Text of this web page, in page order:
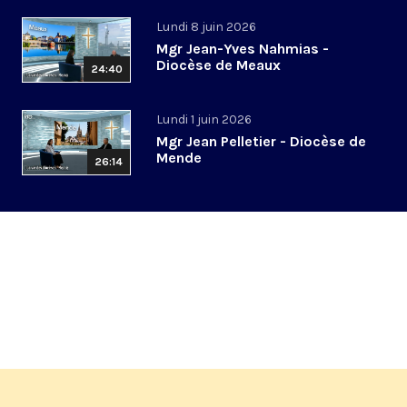
24:40
Lundi 8 juin 2026
Mgr Jean-Yves Nahmias -
Diocèse de Meaux
26:14
Lundi 1 juin 2026
Mgr Jean Pelletier - Diocèse de
Mende